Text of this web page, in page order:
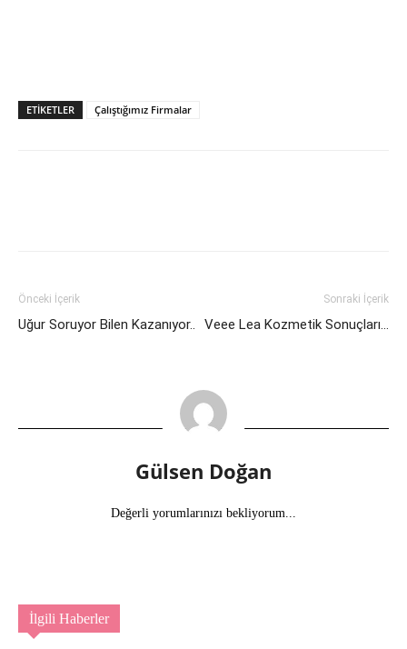
ETIKETLER Çalıştığımız Firmalar
Önceki İçerik
Uğur Soruyor Bilen Kazanıyor..
Sonraki İçerik
Veee Lea Kozmetik Sonuçları…
Gülsen Doğan
Değerli yorumlarınızı bekliyorum...
İlgili Haberler